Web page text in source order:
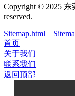
Copyright © 2025
reserved.
Sitemap.html
首页
关于我们
联系我们
返回顶部